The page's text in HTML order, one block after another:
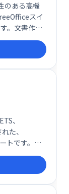
のある高機
スイ
。文書作
同様の機能
ターフェー
ンまで幅広
しくださ
、
た、
トです。
文書作成、
に行えま